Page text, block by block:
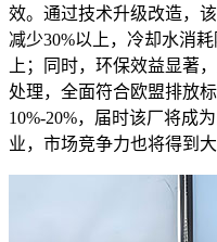
效。通过技术升级改造，
减少30%以上，冷却水消
上；同时，环保效益显著
处理，全面符合欧盟排放
10%-20%，届时该厂将成
业，市场竞争力也将得到大